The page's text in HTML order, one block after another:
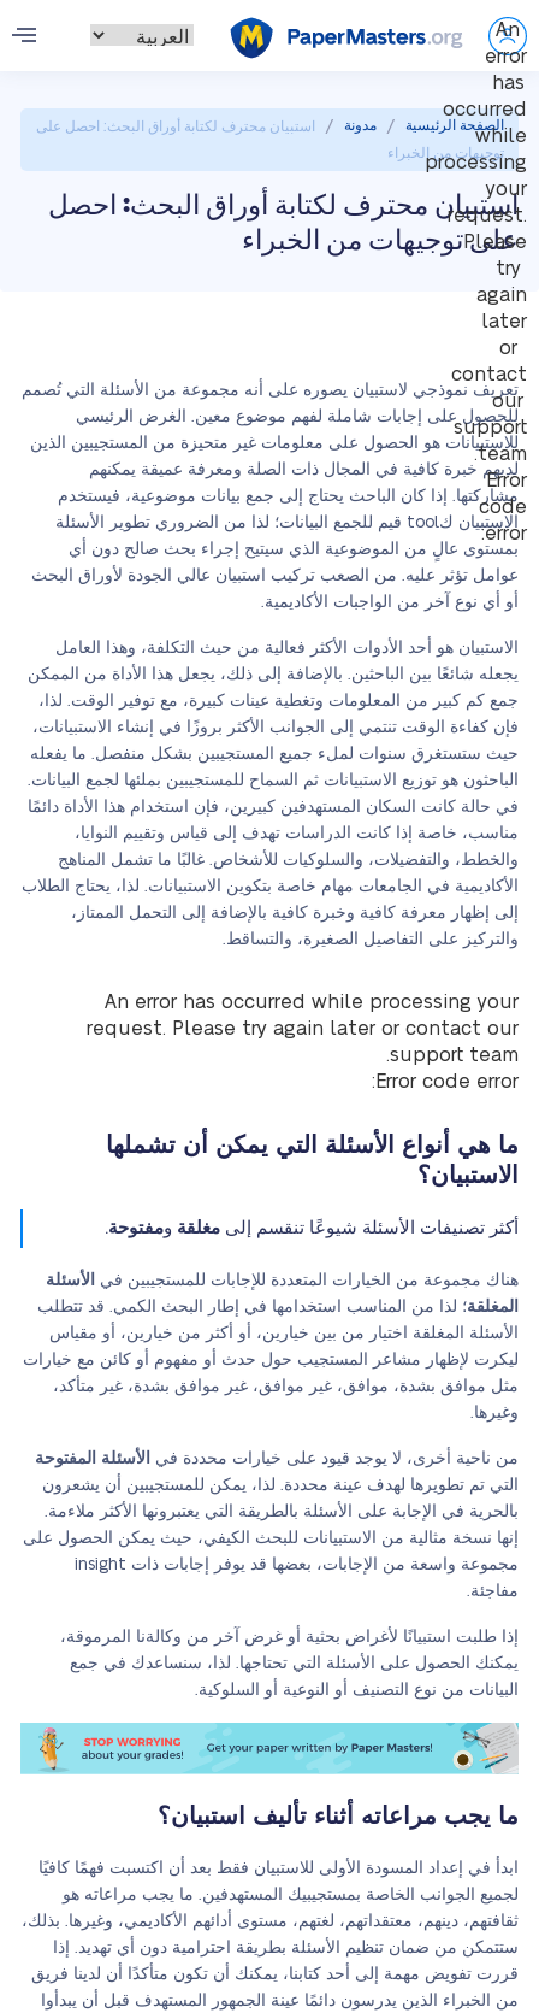
An
error
has
occurred
while
processing
your
request.
Please
try
again
later
or
contact
our
support
team.
Error
code
error:
الصفحة الرئيسية / مدونة /
استبيان محترف لكتابة أوراق البحث: احصل على
توجيهات من الخبراء
استبيان محترف لكتابة أوراق البحث: احصل
على توجيهات من الخبراء
تعريف نموذجي لاستبيان يصوره على أنه مجموعة من الأسئلة التي تُصمم
للحصول على إجابات شاملة لفهم موضوع معين. الغرض الرئيسي
للاستبيانات هو الحصول على معلومات غير متحيزة من المستجيبين الذين
لديهم خبرة كافية في المجال ذات الصلة ومعرفة عميقة يمكنهم
مشاركتها. إذا كان الباحث يحتاج إلى جمع بيانات موضوعية، فيستخدم
الاستبيان كtool قيم للجمع البيانات؛ لذا من الضروري تطوير الأسئلة
بمستوى عالٍ من الموضوعية الذي سيتيح إجراء بحث صالح دون أي
عوامل تؤثر عليه. من الصعب تركيب استبيان عالي الجودة لأوراق البحث
أو أي نوع آخر من الواجبات الأكاديمية.
الاستبيان هو أحد الأدوات الأكثر فعالية من حيث التكلفة، وهذا العامل
يجعله شائعًا بين الباحثين. بالإضافة إلى ذلك، يجعل هذا الأداة من الممكن
جمع كم كبير من المعلومات وتغطية عينات كبيرة، مع توفير الوقت. لذا،
فإن كفاءة الوقت تنتمي إلى الجوانب الأكثر بروزًا في إنشاء الاستبيانات،
حيث ستستغرق سنوات لملء جميع المستجيبين بشكل منفصل. ما يفعله
الباحثون هو توزيع الاستبيانات ثم السماح للمستجيبين بملئها لجمع البيانات.
في حالة كانت السكان المستهدفين كبيرين، فإن استخدام هذا الأداة دائمًا
مناسب، خاصة إذا كانت الدراسات تهدف إلى قياس وتقييم النوايا،
والخطط، والتفضيلات، والسلوكيات للأشخاص. غالبًا ما تشمل المناهج
الأكاديمية في الجامعات مهام خاصة بتكوين الاستبيانات. لذا، يحتاج الطلاب
إلى إظهار معرفة كافية وخبرة كافية بالإضافة إلى التحمل الممتاز،
والتركيز على التفاصيل الصغيرة، والتساقط.
An error has occurred while processing your
request. Please try again later or contact our
support team.
Error code error:
ما هي أنواع الأسئلة التي يمكن أن تشملها
الاستبيان؟
أكثر تصنيفات الأسئلة شيوعًا تنقسم إلى مغلقة ومفتوحة.
هناك مجموعة من الخيارات المتعددة للإجابات للمستجيبين في
الأسئلة
المغلقة؛ لذا من المناسب استخدامها في إطار البحث الكمي. قد تتطلب
الأسئلة المغلقة اختيار من بين خيارين، أو أكثر من خيارين، أو مقياس
ليكرت لإظهار مشاعر المستجيب حول حدث أو مفهوم أو كائن مع خيارات
مثل موافق بشدة، موافق، غير موافق، غير موافق بشدة، غير متأكد،
وغيرها.
من ناحية أخرى، لا يوجد قيود على خيارات محددة في
الأسئلة المفتوحة
التي تم تطويرها لهدف عينة محددة. لذا، يمكن للمستجيبين أن يشعرون
بالحرية في الإجابة على الأسئلة بالطريقة التي يعتبرونها الأكثر ملاءمة.
إنها نسخة مثالية من الاستبيانات للبحث الكيفي، حيث يمكن الحصول على
مجموعة واسعة من الإجابات، بعضها قد يوفر إجابات ذات insight
مفاجئة.
إذا طلبت استبيانًا لأغراض بحثية أو غرض آخر من وكالةنا المرموقة،
يمكنك الحصول على الأسئلة التي تحتاجها. لذا، سنساعدك في جمع
البيانات من نوع التصنيف أو النوعية أو السلوكية.
ما يجب مراعاته أثناء تأليف استبيان؟
ابدأ في إعداد المسودة الأولى للاستبيان فقط بعد أن اكتسبت فهمًا كافيًا
لجميع الجوانب الخاصة بمستجيبيك المستهدفين. ما يجب مراعاته هو
ثقافتهم، دينهم، معتقداتهم، لغتهم، مستوى أدائهم الأكاديمي، وغيرها. بذلك،
ستتمكن من ضمان تنظيم الأسئلة بطريقة احترامية دون أي تهديد. إذا
قررت تفويض مهمة إلى أحد كتابنا، يمكنك أن تكون متأكدًا أن لدينا فريق
من الخبراء الذين يدرسون دائمًا عينة الجمهور المستهدف قبل أن يبدأوا